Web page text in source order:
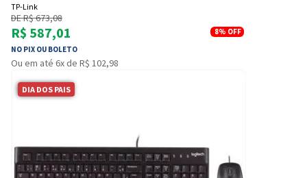
TP-Link
DE R$ 673,08
R$ 587,01
NO PIX OU BOLETO
8% OFF
Ou em até 6x de R$ 102,98
DIA DOS PAIS